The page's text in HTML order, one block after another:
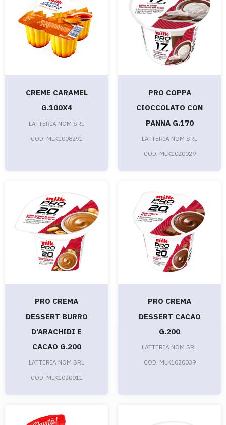
CREME CARAMEL
G.100X4
LATTERIA NOM SRL
COD. MLK1008291
PRO COPPA
CIOCCOLATO CON
PANNA G.170
LATTERIA NOM SRL
COD. MLK1020029
PRO CREMA
DESSERT BURRO
D'ARACHIDI E
CACAO G.200
LATTERIA NOM SRL
COD. MLK1020011
PRO CREMA
DESSERT CACAO
G.200
LATTERIA NOM SRL
COD. MLK1020039